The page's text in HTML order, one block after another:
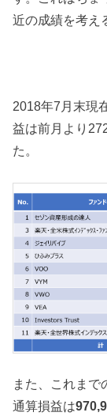
近の成績を考え
2018年7月末現
益は前月より
た。
また、これまで
通算損益は